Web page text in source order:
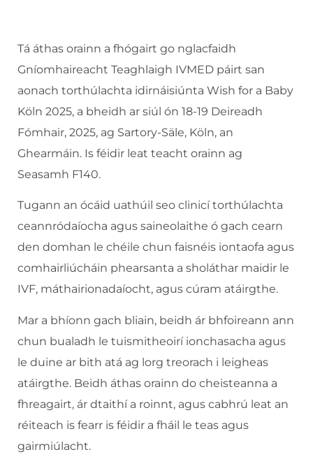
Tá áthas orainn a fhógairt go nglacfaidh
Gníomhaireacht Teaghlaigh IVMED páirt san
aonach torthúlachta idirnáisiúnta Wish for a Baby
Köln 2025, a bheidh ar siúl ón 18-19 Deireadh
Fómhair, 2025, ag Sartory-Säle, Köln, an
Ghearmáin. Is féidir leat teacht orainn ag
Seasamh F140.
Tugann an ócáid ​​uathúil seo clinicí torthúlachta
ceannródaíocha agus saineolaithe ó gach cearn
den domhan le chéile chun faisnéis iontaofa agus
comhairliúcháin phearsanta a sholáthar maidir le
IVF, máthairionadaíocht, agus cúram atáirgthe.
Mar a bhíonn gach bliain, beidh ár bhfoireann ann
chun bualadh le tuismitheoirí ionchasacha agus
le duine ar bith atá ag lorg treorach i leigheas
atáirgthe. Beidh áthas orainn do cheisteanna a
fhreagairt, ár dtaithí a roinnt, agus cabhrú leat an
réiteach is fearr is féidir a fháil le teas agus
gairmiúlacht.